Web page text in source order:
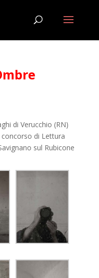
di Verucchio (RN)
concorso di Lettura
sul Rubicone